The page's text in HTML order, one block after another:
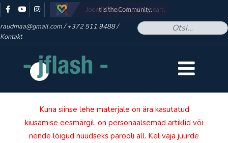
raudmaa@gmail.com/+372 511 9488 /
Kontakt
- Otsid midagi kindlat? -
Kuna siinse lehe materjale on ära kasutatud
kiusamise eesmärgil, on personaalsemad artiklid või
nende lõigud nüüdseks parooli all. Kel vaja juurde